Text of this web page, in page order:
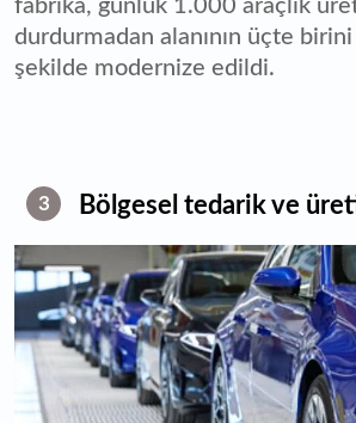
fabrika, günlük 1.000 araçlık
durdurmadan alanının üçte
şekilde modernize edildi.
3 Bölgesel tedarik ve